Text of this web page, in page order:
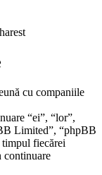
cu companiile
“ei”, “lor”,
Limited”, “phpBB
fiecărei
continuare